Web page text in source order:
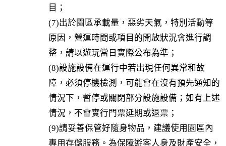
目；
(7)出於園區承載量，惡劣天氣，特別活動等
原因，營運時間或項目的開放狀況會進行調
整，請以遊玩當日實際公布為準；
(8)設施設備在運行中若出現任何異常和故
障，必須停機檢測，可能會在沒有預先通知的
情況下，暫停或關閉部分設施設備；如有上述
情況，不會實行門票延期或退票；
(9)請妥善保管好隨身物品，建議使用園區內
專用存儲服務。為保障遊客人身及財產安全，